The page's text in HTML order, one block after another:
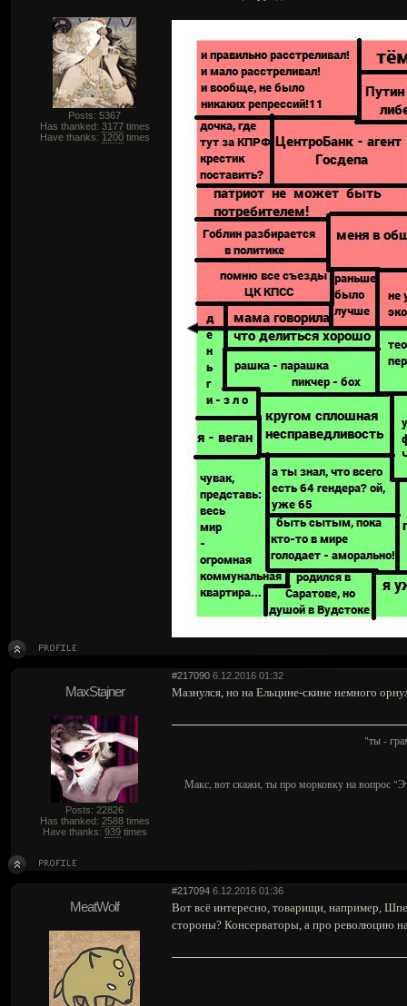
Posts: 5367
Has thanked: 3177times
Have thanks: 1200times
#217090 6.12.2016 01:32
MaxStajner
Posts: 22826
Has thanked: 2588times
Have thanks: 939times
Мазнулся, но на Ельцине-скине немного
"ты -
Макс, вот скажи, ты про морковку на вопрос
#217094 6.12.2016 01:36
MeatWolf
Вот всё интересно, товарищи, например,
стороны? Консерваторы, а про революцию